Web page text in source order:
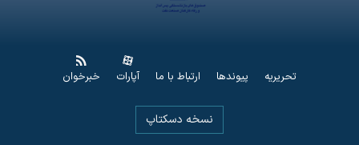
تحریریه پیوندها ارتباط با ما آپارات خبرخوان
نسخه دسکتاپ